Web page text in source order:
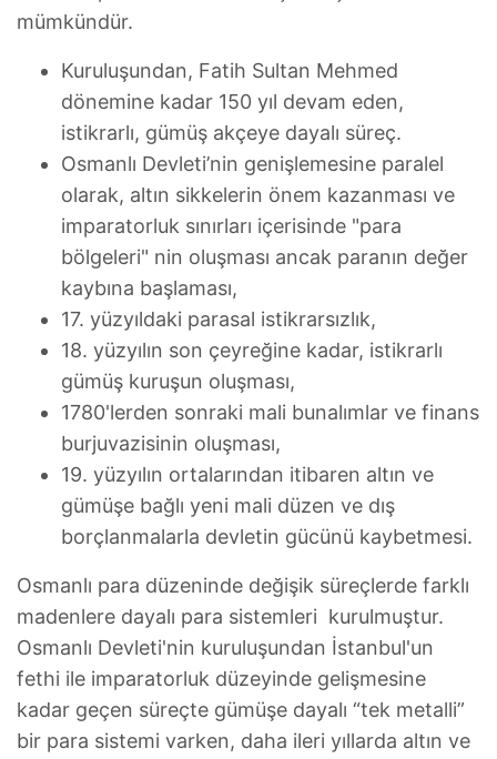
mümkündür.
Kuruluşundan, Fatih Sultan Mehmed
dönemine kadar 150 yıl devam eden,
istikrarlı, gümüş akçeye dayalı süreç.
Osmanlı Devleti’nin genişlemesine paralel
olarak, altın sikkelerin önem kazanması ve
imparatorluk sınırları içerisinde "para
bölgeleri" nin oluşması ancak paranın değer
kaybına başlaması,
17. yüzyıldaki parasal istikrarsızlık,
18. yüzyılın son çeyreğine kadar, istikrarlı
gümüş kuruşun oluşması,
1780'lerden sonraki mali bunalımlar ve finans
burjuvazisinin oluşması,
19. yüzyılın ortalarından itibaren altın ve
gümüşe bağlı yeni mali düzen ve dış
borçlanmalarla devletin gücünü kaybetmesi.
Osmanlı para düzeninde değişik süreçlerde farklı
madenlere dayalı para sistemleri kurulmuştur.
Osmanlı Devleti'nin kuruluşundan İstanbul'un
fethi ile imparatorluk düzeyinde gelişmesine
kadar geçen süreçte gümüşe dayalı “tek metalli”
bir para sistemi varken, daha ileri yıllarda altın ve